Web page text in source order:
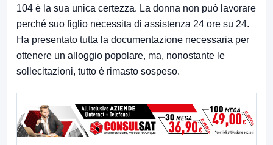
104 è la sua unica certezza. La donna non può lavorare
perché suo figlio necessita di assistenza 24 ore su 24.
Ha presentato tutta la documentazione necessaria per
ottenere un alloggio popolare, ma, nonostante le
sollecitazioni, tutto è rimasto sospeso.